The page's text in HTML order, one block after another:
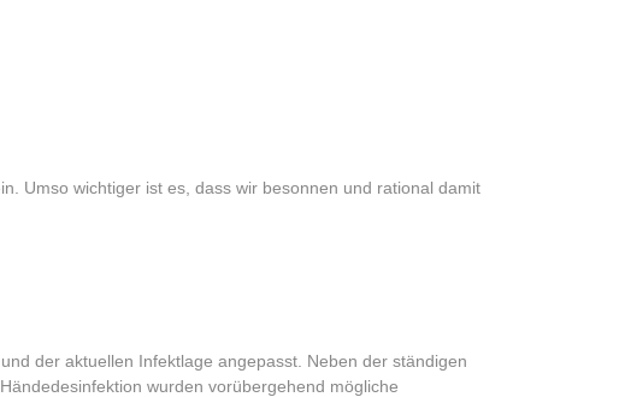
Umso wichtiger ist es, dass wir besonnen und rational damit
der aktuellen Infektlage angepasst. Neben der ständigen
wurden vorübergehend mögliche